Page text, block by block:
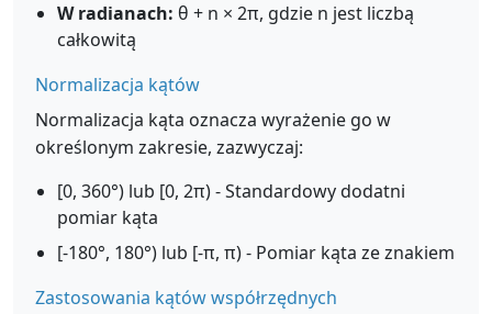
W radianach: θ + n × 2π, gdzie n jest liczbą
całkowitą
Normalizacja kątów
Normalizacja kąta oznacza wyrażenie go w
określonym zakresie, zazwyczaj:
[0, 360°) lub [0, 2π) - Standardowy dodatni
pomiar kąta
[-180°, 180°) lub [-π, π) - Pomiar kąta ze znakiem
Zastosowania kątów współrzędnych